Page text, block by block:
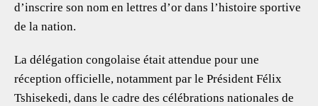
d’inscrire son nom en lettres d’or dans l’histoire sportive
de la nation.
La délégation congolaise était attendue pour une
réception officielle, notamment par le Président Félix
Tshisekedi, dans le cadre des célébrations nationales de